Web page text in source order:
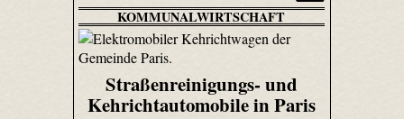
KOMMUNALWIRTSCHAFT
Straßenreinigungs- und
Kehrichtautomobile in Paris